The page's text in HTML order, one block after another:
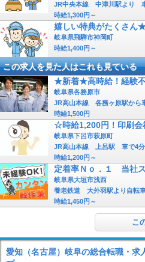
JR中央本線 中津川駅より
時給1,300円～
嬉しい特典がたくさん
岐阜県飛騨市神岡町
時給1,400円～
この求人を見た人はこれも見ている
★新着★高時給！経験
岐阜県各務原市
JR高山本線 各務ヶ原駅から
時給1,500円
☆時給1,200円！印刷
岐阜県下呂市萩原町
JR高山本線 上呂駅 車で4
時給1,200円～
定着率Ｎｏ．１ 当社
岐阜県大垣市浅西
養老鉄道 大外羽駅より自転
時給1,450円～
こ
愛知（名古屋）岐阜の総合転職・